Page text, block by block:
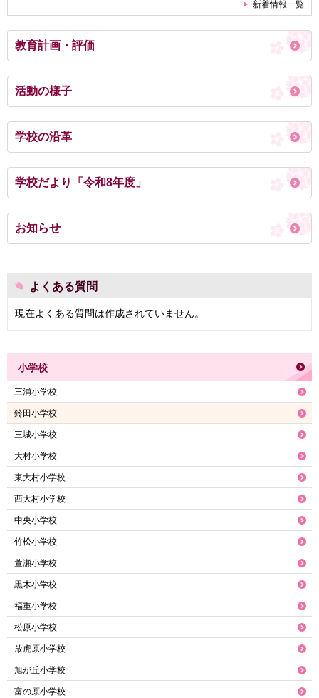
新着情報一覧
教育計画・評価
活動の様子
学校の沿革
学校だより「令和8年度」
お知らせ
よくある質問
現在よくある質問は作成されていません。
小学校
三浦小学校
鈴田小学校
三城小学校
大村小学校
東大村小学校
西大村小学校
中央小学校
竹松小学校
萱瀬小学校
黒木小学校
福重小学校
松原小学校
放虎原小学校
旭が丘小学校
富の原小学校